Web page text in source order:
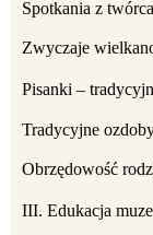
Spotkania z
Zwyczaje
Pisanki –
Tradycyjne
Obrzędowość
III. Edukacja